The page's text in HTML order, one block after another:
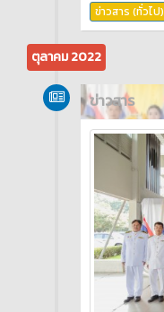
ข่าวสาร (ทั่วไป)
ตุลาคม 2022
ข่าวสาร